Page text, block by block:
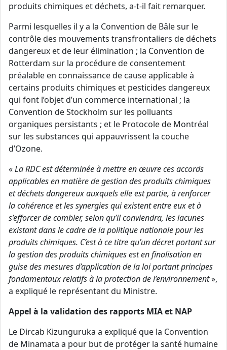
produits chimiques et déchets, a-t-il fait remarquer.
Parmi lesquelles il y a la Convention de Bâle sur le
contrôle des mouvements transfrontaliers de déchets
dangereux et de leur élimination ; la Convention de
Rotterdam sur la procédure de consentement
préalable en connaissance de cause applicable à
certains produits chimiques et pesticides dangereux
qui font l’objet d’un commerce international ; la
Convention de Stockholm sur les polluants
organiques persistants ; et le Protocole de Montréal
sur les substances qui appauvrissent la couche
d’Ozone.
«La RDC est déterminée à mettre en œuvre ces accords
applicables en matière de gestion des produits chimiques
et déchets dangereux auxquels elle est partie, à renforcer
la cohérence et les synergies qui existent entre eux et à
s’efforcer de combler, selon qu’il conviendra, les lacunes
existant dans le cadre de la politique nationale pour les
produits chimiques. C’est à ce titre qu’un décret portant sur
la gestion des produits chimiques est en finalisation en
guise des mesures d’application de la loi portant principes
fondamentaux relatifs à la protection de l’environnement»,
a expliqué le représentant du Ministre.
Appel à la validation des rapports MIA et NAP
Le Dircab Kizunguruka a expliqué que la Convention
de Minamata a pour but de protéger la santé humaine